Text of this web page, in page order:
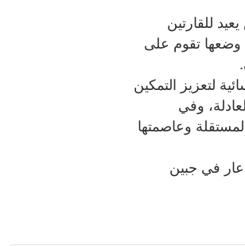
للقارتين
وضعها تقوم على
لتعزيز التمكين
وفي
وعاصمتها
في جبين